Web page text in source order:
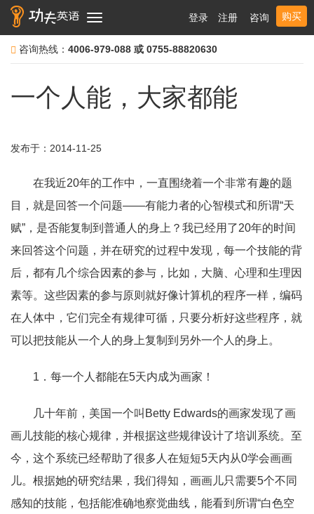
购买
咨询
注册
登录
Toggle
navigation
咨询热线： 4006-979-088 或 0755-88820630
一个人能，大家都能
发布于：2014-11-25
在我近20年的工作中，一直围绕着一个非常有趣的题
目，就是回答一个问题——有能力者的心智模式和所谓“天
赋”，是否能复制到普通人的身上？我已经用了20年的时间
来回答这个问题，并在研究的过程中发现，每一个技能的背
后，都有几个综合因素的参与，比如，大脑、心理和生理因
素等。这些因素的参与原则就好像计算机的程序一样，编码
在人体中，它们完全有规律可循，只要分析好这些程序，就
可以把技能从一个人的身上复制到另外一个人的身上。
1 ．每一个人都能在5天内成为画家！
几十年前，美国一个叫Betty Edwards的画家发现了画
画儿技能的核心规律，并根据这些规律设计了培训系统。至
今，这个系统已经帮助了很多人在短短5天内从0学会画画
儿。根据她的研究结果，我们得知，画画儿只需要5个不同
感知的技能，包括能准确地察觉曲线，能看到所谓“白色空